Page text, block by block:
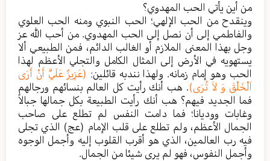
من أين يأتي الحب المهدوي؟
وينقدح من الحب الإلهي؛ الحب النبوي ومنه الحب العلوي
والفاطمي إلى أن نصل إلى الحب المهدوي. من أحب الله عز
وجل بهذا المعنى الملازم أو الغالب الدائم، فمن الطبيعي ألا
يستهويه في الأرض إلى المثال الكامل والتجلي الأعظم لهذا
الحب وهو إمام زمانه. ولهذا نندبه قائلين: (عَزِيزٌ عَلَيَّ أَنْ أَرَى
اَلْخَلْقَ وَ لاَ تُرَى). هب أنك رأيت كل العالم بنسائهم ورجالهم
فما الجديد فيهم؟ هب أنك رأيت الطبيعة بكل جمالها جبالاً
وغابات ووديانا؛ فما دامت النفس لم تطلع على صاحب
الجمال الأعظم، ولم تطلع على قلب الإمام (عج) الذي تجلى
فيه رب العالمين، الذي هو أقرب القلوب إليه وأجمل الوجوه
وأجمل النفوس، فهو لم يرى شيئا من الجمال.